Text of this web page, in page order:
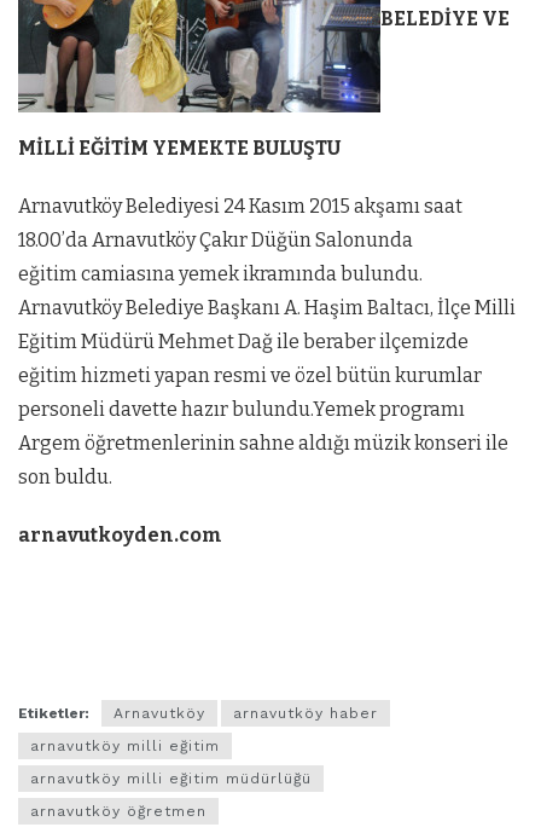
BELEDİYE VE
MİLLİ EĞİTİM YEMEKTE BULUŞTU
Arnavutköy Belediyesi 24 Kasım 2015 akşamı saat
18.00’da Arnavutköy Çakır Düğün Salonunda
eğitim camiasına yemek ikramında bulundu.
Arnavutköy Belediye Başkanı A. Haşim Baltacı, İlçe Milli
Eğitim Müdürü Mehmet Dağ ile beraber ilçemizde
eğitim hizmeti yapan resmi ve özel bütün kurumlar
personeli davette hazır bulundu.Yemek programı
Argem öğretmenlerinin sahne aldığı müzik konseri ile
son buldu.
arnavutkoyden.com
Etiketler: Arnavutköy
arnavutköy haber
arnavutköy milli eğitim
arnavutköy milli eğitim müdürlüğü
arnavutköy öğretmen